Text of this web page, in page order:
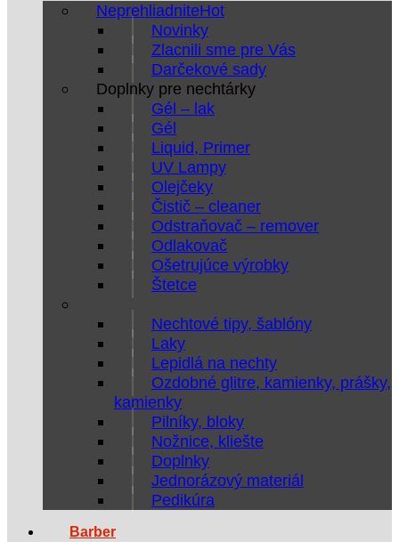
Neprehliadnite
Novinky
Zlacnili sme pre Vás
Darčekové sady
Doplnky pre nechtárky
Gél – lak
Gél
Liquid, Primer
UV Lampy
Olejčeky
Čistič – cleaner
Odstraňovač – remover
Odlakovač
Ošetrujúce výrobky
Štetce
Nechtové tipy, šablóny
Laky
Lepidlá na nechty
Ozdobné glitre, kamienky, prášky,
kamienky
Pilníky, bloky
Nožnice, kliešte
Doplnky
Jednorázový materiál
Pedikúra
Barber